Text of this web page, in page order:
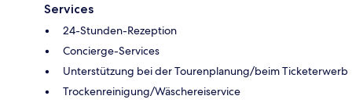
Services
24-Stunden-Rezeption
Concierge-Services
Unterstützung bei der Tourenplanung/beim Ticketerwerb
Trockenreinigung/Wäschereiservice